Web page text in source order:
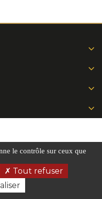
le contrôle sur ceux que
Tout refuser